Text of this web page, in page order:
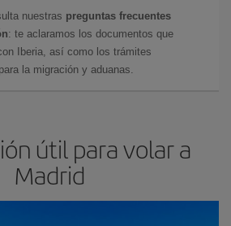
nuestras preguntas frecuentes
: te aclaramos los documentos que
Iberia, así como los trámites
la migración y aduanas.
útil para volar a
Madrid